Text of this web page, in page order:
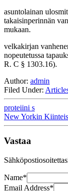
asuntolainan
takaisinperinnän
mukaan.
velkakirjan
nopeutetussa
R. C § 1303.16).
Author: admin
Filed Under:
proteiini s
New Yorkin
Vastaa
Name*
Email Address*